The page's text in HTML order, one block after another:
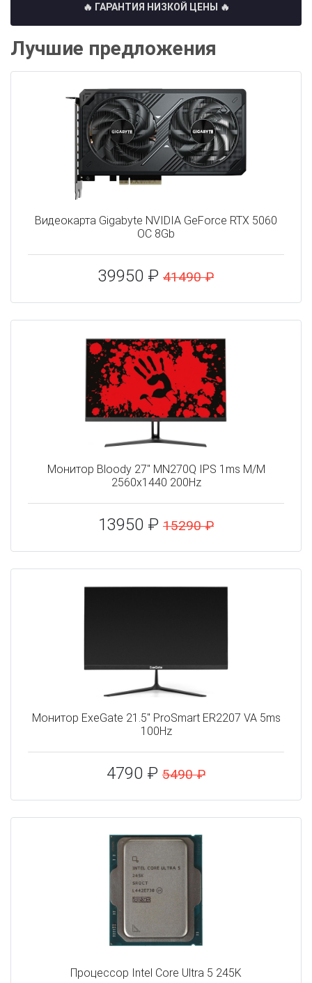
🔥 ГАРАНТИЯ НИЗКОЙ ЦЕНЫ 🔥
Лучшие предложения
Видеокарта Gigabyte NVIDIA GeForce RTX 5060
OC 8Gb
39950 ₽ 41490 ₽
Монитор Bloody 27" MN270Q IPS 1ms M/M
2560x1440 200Hz
13950 ₽ 15290 ₽
Монитор ExeGate 21.5" ProSmart ER2207 VA 5ms
100Hz
4790 ₽ 5490 ₽
Процессор Intel Core Ultra 5 245K